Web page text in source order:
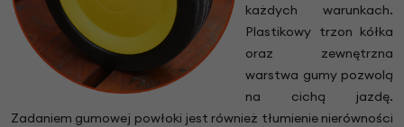
każdych warunkach.
Plastikowy trzon kółka
oraz zewnętrzna
warstwa gumy pozwolą
na cichą jazdę.
Zadaniem gumowej powłoki jest również tłumienie nierówności